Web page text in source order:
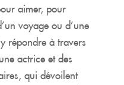
aimer, pour
voyage ou d’une
répondre à travers
actrice et des
qui dévoilent